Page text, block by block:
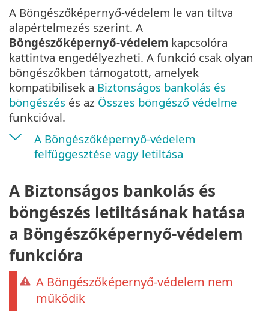
A Böngészőképernyő-védelem le van tiltva
alapértelmezés szerint. A
Böngészőképernyő-védelem kapcsolóra
kattintva engedélyezheti. A funkció csak olyan
böngészőkben támogatott, amelyek
kompatibilisek a Biztonságos bankolás és
böngészés és az Összes böngésző védelme
funkcióval.
A Böngészőképernyő-védelem
felfüggesztése vagy letiltása
A Biztonságos bankolás és
böngészés letiltásának hatása
a Böngészőképernyő-védelem
funkcióra
A Böngészőképernyő-védelem nem
működik